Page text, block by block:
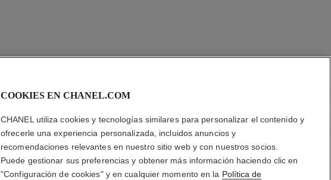
LE
CHANEL
Corrector de Larga Duración
Más información
COOKIES EN CHANEL.COM
CHANEL utiliza cookies y tecnologías similares para personalizar el contenido y
ofrecerle una experiencia personalizada, incluidos anuncios y
recomendaciones relevantes en nuestro sitio web y con nuestros socios.
Puede gestionar sus preferencias y obtener más información haciendo clic en
"Configuración de cookies" y en cualquier momento en la Política de